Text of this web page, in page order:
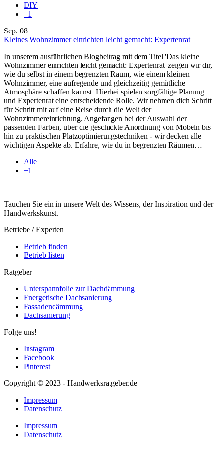
DIY
+1
Sep. 08
Kleines Wohnzimmer einrichten leicht gemacht: Expertenrat
In unserem ausführlichen Blogbeitrag mit dem Titel 'Das kleine
Wohnzimmer einrichten leicht gemacht: Expertenrat' zeigen wir dir,
wie du selbst in einem begrenzten Raum, wie einem kleinen
Wohnzimmer, eine aufregende und gleichzeitig gemütliche
Atmosphäre schaffen kannst. Hierbei spielen sorgfältige Planung
und Expertenrat eine entscheidende Rolle. Wir nehmen dich Schritt
für Schritt mit auf eine Reise durch die Welt der
Wohnzimmereinrichtung. Angefangen bei der Auswahl der
passenden Farben, über die geschickte Anordnung von Möbeln bis
hin zu praktischen Platzoptimierungstechniken - wir decken alle
wichtigen Aspekte ab. Erfahre, wie du in begrenzten Räumen…
Alle
+1
Tauchen Sie ein in unsere Welt des Wissens, der Inspiration und der
Handwerkskunst.
Betriebe / Experten
Betrieb finden
Betrieb listen
Ratgeber
Unterspannfolie zur Dachdämmung
Energetische Dachsanierung
Fassadendämmung
Dachsanierung
Folge uns!
Instagram
Facebook
Pinterest
Copyright © 2023 - Handwerksratgeber.de
Impressum
Datenschutz
Impressum
Datenschutz